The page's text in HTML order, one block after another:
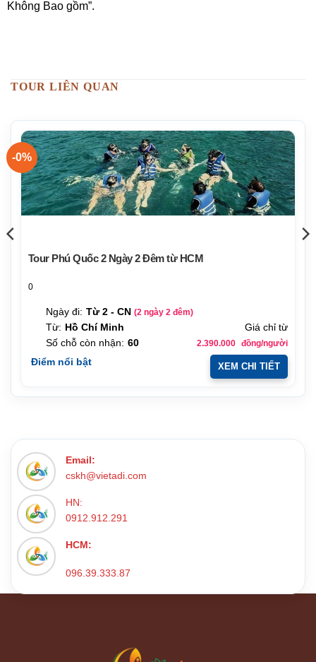
Không Bao gồm”.
TOUR LIÊN QUAN
-0%
Tour Phú Quốc 2 Ngày 2 Đêm từ HCM
0
Ngày đi: Từ 2 - CN (2 ngày 2 đêm)
Từ: Hồ Chí Minh
Giá chỉ từ
Số chỗ còn nhận: 60 2.390.000 đồng/người
Điểm nổi bật XEM CHI TIẾT
Email:
cskh@vietadi.com
HN:
0912.912.291
HCM:
096.39.333.87